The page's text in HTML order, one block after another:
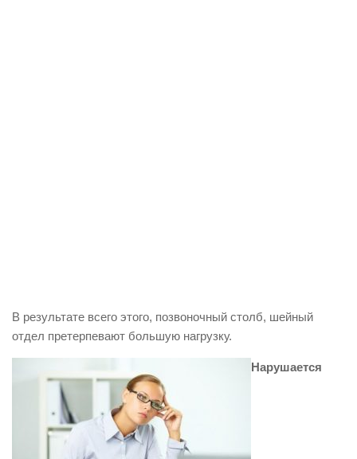
В результате всего этого, позвоночный столб, шейный
отдел претерпевают большую нагрузку.
Нарушается